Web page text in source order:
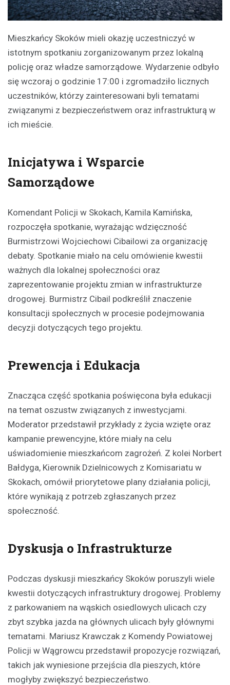
Mieszkańcy Skoków mieli okazję uczestniczyć w
istotnym spotkaniu zorganizowanym przez lokalną
policję oraz władze samorządowe. Wydarzenie odbyło
się wczoraj o godzinie 17:00 i zgromadziło licznych
uczestników, którzy zainteresowani byli tematami
związanymi z bezpieczeństwem oraz infrastrukturą w
ich mieście.
Inicjatywa i Wsparcie
Samorządowe
Komendant Policji w Skokach, Kamila Kamińska,
rozpoczęła spotkanie, wyrażając wdzięczność
Burmistrzowi Wojciechowi Cibailowi za organizację
debaty. Spotkanie miało na celu omówienie kwestii
ważnych dla lokalnej społeczności oraz
zaprezentowanie projektu zmian w infrastrukturze
drogowej. Burmistrz Cibail podkreślił znaczenie
konsultacji społecznych w procesie podejmowania
decyzji dotyczących tego projektu.
Prewencja i Edukacja
Znacząca część spotkania poświęcona była edukacji
na temat oszustw związanych z inwestycjami.
Moderator przedstawił przykłady z życia wzięte oraz
kampanie prewencyjne, które miały na celu
uświadomienie mieszkańcom zagrożeń. Z kolei Norbert
Bałdyga, Kierownik Dzielnicowych z Komisariatu w
Skokach, omówił priorytetowe plany działania policji,
które wynikają z potrzeb zgłaszanych przez
społeczność.
Dyskusja o Infrastrukturze
Podczas dyskusji mieszkańcy Skoków poruszyli wiele
kwestii dotyczących infrastruktury drogowej. Problemy
z parkowaniem na wąskich osiedlowych ulicach czy
zbyt szybka jazda na głównych ulicach były głównymi
tematami. Mariusz Krawczak z Komendy Powiatowej
Policji w Wągrowcu przedstawił propozycje rozwiązań,
takich jak wyniesione przejścia dla pieszych, które
mogłyby zwiększyć bezpieczeństwo.